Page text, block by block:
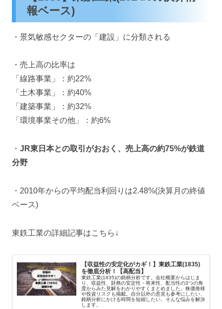
報ベース)
・景気敏感セクターの「建設」に分類される
・売上高の比率は
「線路事業」：約22%
「土木事業」：約40%
「建築事業」：約32%
「環境事業その他」：約6%
・ JR東日本との取引がおおく、売上高の約75%が鉄道
分野
・2010年からの平均配当利回りは2.48%(決算月の終値
ベース)
東鉄工業の詳細記事はこちら↓
【収益性の安定化がカギ！】東鉄工業(1835)
を徹底分析！【高配当】
東鉄工業(1835)の銘柄分析です。会社概要からはじま
り、収益性、財務の安定性・将来性、配当性の3つの角
度からみた見解をわかりやすくまとめました。株価推移
や投資リスクも掲載。自分以外の意見も参考にしたい、
銘柄分析にかける時間を短縮したい、そんな悩みを解決
します。